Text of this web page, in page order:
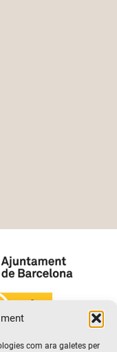
com ara galetes per